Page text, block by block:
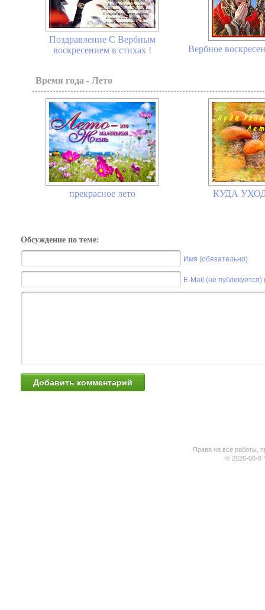
Поздравление С Вербным
воскресением в стихах !
Вербное
Время года - Лето
прекрасное лето КУДА
Обсуждение по теме:
Имя (обязательно)
E-Mail (не
Права на все работы,
© 2026-08-8